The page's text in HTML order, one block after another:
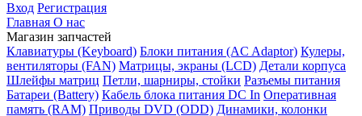
Вход Регистрация
Главная О нас
Магазин запчастей
Клавиатуры (Keyboard) Блоки питания (AC Adaptor) Кулеры,
вентиляторы (FAN) Матрицы, экраны (LCD) Детали корпуса
Шлейфы матриц Петли, шарниры, стойки Разъемы питания
Батареи (Battery) Кабель блока питания DC In Оперативная
память (RAM) Приводы DVD (ODD) Динамики, колонки